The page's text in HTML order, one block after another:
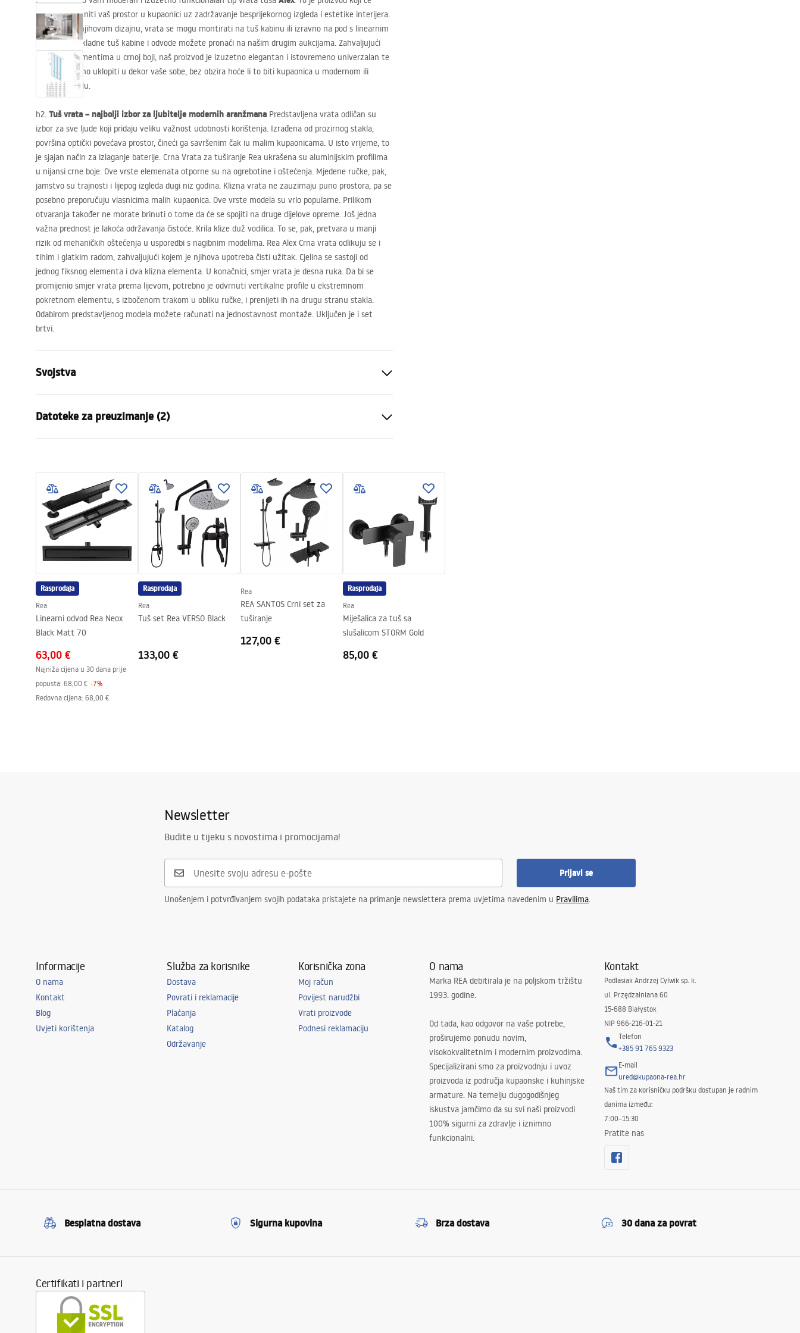
savršeno ispuniti vaš prostor u kupaonici uz zadržavanje besprijekornog izgleda i estetike interijera.
Zahvaljujući njihovom dizajnu, vrata se mogu montirati na tuš kabinu ili izravno na pod s linearnim
odvodom. Prikladne tuš kabine i odvode možete pronaći na našim drugim aukcijama. Zahvaljujući
završnim elementima u crnoj boji, naš proizvod je izuzetno elegantan i istovremeno univerzalan te
će se zasigurno uklopiti u dekor vaše sobe, bez obzira hoće li to biti kupaonica u modernom ili
klasičnom stilu.
h2. Tuš vrata – najbolji izbor za ljubitelje modernih aranžmana Predstavljena vrata odličan su
izbor za sve ljude koji pridaju veliku važnost udobnosti korištenja. Izrađena od prozirnog stakla,
površina optički povećava prostor, čineći ga savršenim čak iu malim kupaonicama. U isto vrijeme, to
je sjajan način za izlaganje baterije. Crna Vrata za tuširanje Rea ukrašena su aluminijskim profilima
u nijansi crne boje. Ove vrste elemenata otporne su na ogrebotine i oštećenja. Mjedene ručke, pak,
jamstvo su trajnosti i lijepog izgleda dugi niz godina. Klizna vrata ne zauzimaju puno prostora, pa se
posebno preporučuju vlasnicima malih kupaonica. Ove vrste modela su vrlo popularne. Prilikom
otvaranja također ne morate brinuti o tome da će se spojiti na druge dijelove opreme. Još jedna
važna prednost je lakoća održavanja čistoće. Krila klize duž vodilica. To se, pak, pretvara u manji
rizik od mehaničkih oštećenja u usporedbi s nagibnim modelima. Rea Alex Crna vrata odlikuju se i
tihim i glatkim radom, zahvaljujući kojem je njihova upotreba čisti užitak. Cjelina se sastoji od
jednog fiksnog elementa i dva klizna elementa. U konačnici, smjer vrata je desna ruka. Da bi se
promijenio smjer vrata prema lijevom, potrebno je odvrnuti vertikalne profile u ekstremnom
pokretnom elementu, s izbočenom trakom u obliku ručke, i prenijeti ih na drugu stranu stakla.
Odabirom predstavljenog modela možete računati na jednostavnost montaže. Uključen je i set
brtvi.
Svojstva
Veličina vrata
Smjer vrata
Univerzalan
Visina vrata za tuširanje
Profilni materijal
Aluminij
Materijal ručke
Mjed
Dorada profila
Crn
Prilagodba na profilima
100 mm
Uključen komplet brtve
Da
Može se ugraditi bez tuš kade
Jamstvo
24 mjeseca
Datoteke za preuzimanje (2)
NOWA_Instrukcja_monta__u_Drzw
i_ALEX.pdf
Instrukcja_zmiany_kierunku_drzw
i_ALEX.pdf
Rasprodaja
Rea
Linearni odvod Rea Neox
Black Matt 70
63,00 €
Najniža cijena u 30 dana prije
popusta: 68,00 € -7%
Redovna cijena: 68,00 €
Rasprodaja
Rea
Tuš set Rea VERSO Black
133,00 €
Rea
REA SANTOS Crni set za
tuširanje
127,00 €
Rasprodaja
Rea
Miješalica za tuš sa
slušalicom STORM Gold
85,00 €
Newsletter
Budite u tijeku s novostima i promocijama!
Prijavi se
Unošenjem i potvrđivanjem svojih podataka pristajete na primanje newslettera prema uvjetima navedenim u Pravilima.
Informacije
O nama
Kontakt
Blog
Uvjeti korištenja
Služba za korisnike
Dostava
Povrati i reklamacije
Plaćanja
Katalog
Održavanje
Korisnička zona
Moj račun
Povijest narudžbi
Vrati proizvode
Podnesi reklamaciju
O nama
Marka REA debitirala je na poljskom tržištu
1993. godine.
Od tada, kao odgovor na vaše potrebe,
proširujemo ponudu novim,
visokokvalitetnim i modernim proizvodima.
Specijalizirani smo za proizvodnju i uvoz
proizvoda iz područja kupaonske i kuhinjske
armature. Na temelju dugogodišnjeg
iskustva jamčimo da su svi naši proizvodi
100% sigurni za zdravlje i iznimno
funkcionalni.
Kontakt
Podlasiak Andrzej Cylwik sp. k.
ul. Przędzalniana 60
15-688 Białystok
NIP 966-216-01-21
Telefon
+385 91 765 9323
E-mail
ured@kupaona-rea.hr
Naš tim za korisničku podršku dostupan je radnim
danima između:
7:00–15:30
Pratite nas
Besplatna dostava Sigurna kupovina Brza dostava 30 dana za povrat
Certifikati i partneri